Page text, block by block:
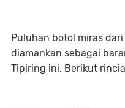
Puluhan botol miras
diamankan sebagai
Tipiring ini. Berikut